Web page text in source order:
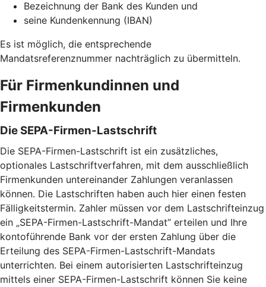
Bezeichnung der Bank des Kunden und
seine Kundenkennung (IBAN)
Es ist möglich, die entsprechende
Mandatsreferenznummer nachträglich zu übermitteln.
Für Firmenkundinnen und
Firmenkunden
Die SEPA-Firmen-Lastschrift
Die SEPA-Firmen-Lastschrift ist ein zusätzliches,
optionales Lastschriftverfahren, mit dem ausschließlich
Firmenkunden untereinander Zahlungen veranlassen
können. Die Lastschriften haben auch hier einen festen
Fälligkeitstermin. Zahler müssen vor dem Lastschrifteinzug
ein „SEPA-Firmen-Lastschrift-Mandat” erteilen und Ihre
kontoführende Bank vor der ersten Zahlung über die
Erteilung des SEPA-Firmen-Lastschrift-Mandats
unterrichten. Bei einem autorisierten Lastschrifteinzug
mittels einer SEPA-Firmen-Lastschrift können Sie keine